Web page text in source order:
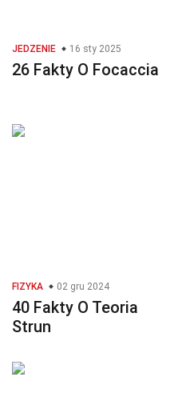
JEDZENIE 16 sty 2025
26 Fakty O Focaccia
FIZYKA 02 gru 2024
40 Fakty O Teoria
Strun